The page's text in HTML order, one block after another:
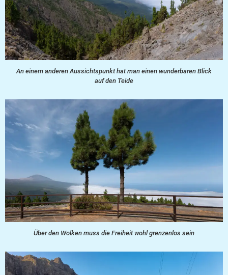
An einem anderen Aussichtspunkt hat man einen wunderbaren Blick
auf den Teide
Über den Wolken muss die Freiheit wohl grenzenlos sein